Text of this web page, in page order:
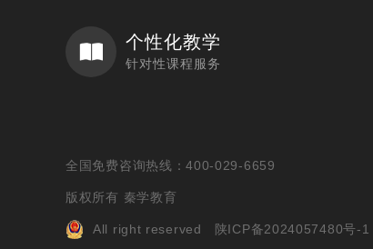
个性化教学
针对性课程服务
全国免费咨询热线：400-029-6659
版权所有 秦学教育
All right reserved 陕ICP备2024057480号-1